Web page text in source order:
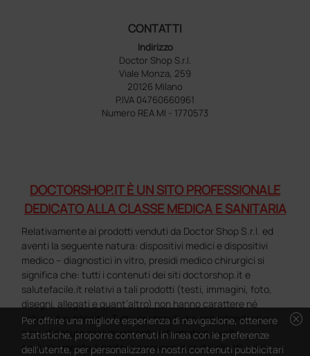
CONTATTI
Indirizzo
Doctor Shop S.r.l.
Viale Monza, 259
20126 Milano
P.IVA 04760660961
Numero REA MI - 1770573
DOCTORSHOP.IT È UN SITO PROFESSIONALE
DEDICATO ALLA CLASSE MEDICA E SANITARIA
Relativamente ai prodotti venduti da Doctor Shop S.r.l. ed
aventi la seguente natura: dispositivi medici e dispositivi
medico – diagnostici in vitro, presidi medico chirurgici si
significa che: tutti i contenuti dei siti doctorshop.it e
salutefacile.it relativi a tali prodotti (testi, immagini, foto,
disegni, allegati e quant’altro) non hanno carattere né
natura di pubblicità. Tutti i contenuti devono intendersi e
sono di natura esclusivamente informativa e volti
esclusivamente a portare a conoscenza dei clienti e dei
cancel
Per offrire una migliore esperienza di navigazione, ottenere
statistiche, proporre contenuti in linea con le preferenze
dell'utente, per personalizzare i nostri contenuti pubblicitari